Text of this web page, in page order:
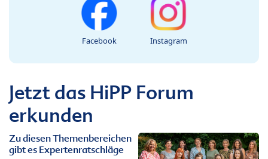
Facebook Instagram
Jetzt das HiPP Forum
erkunden
Zu diesen Themenbereichen
gibt es Expertenratschläge